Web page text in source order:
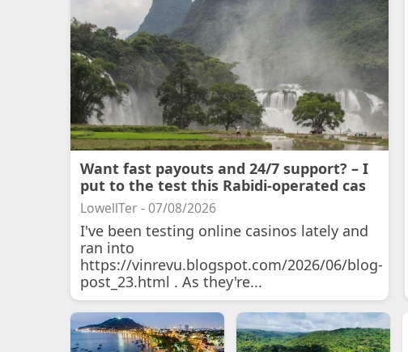
Want fast payouts and 24/7 support? – I
put to the test this Rabidi-operated cas
LowellTer - 07/08/2026
I've been testing online casinos lately and
ran into
https://vinrevu.blogspot.com/2026/06/blog-
post_23.html . As they're...